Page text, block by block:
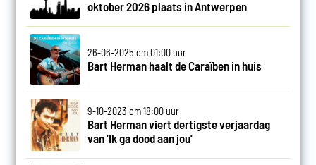
oktober 2026 plaats in Antwerpen
26-06-2025 om 01:00 uur
Bart Herman haalt de Caraïben in huis
9-10-2023 om 18:00 uur
Bart Herman viert dertigste verjaardag
van 'Ik ga dood aan jou'